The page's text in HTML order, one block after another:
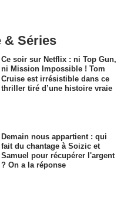
& Séries
Ce soir sur Netflix : ni Top Gun,
ni Mission Impossible ! Tom
Cruise est irrésistible dans ce
thriller tiré d’une histoire vraie
Demain nous appartient : qui
fait du chantage à Soizic et
Samuel pour récupérer l'argent
? On a la réponse